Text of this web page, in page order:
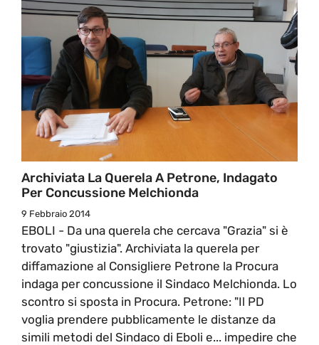
Archiviata La Querela A Petrone, Indagato
Per Concussione Melchionda
9 Febbraio 2014
EBOLI - Da una querela che cercava "Grazia" si è
trovato "giustizia". Archiviata la querela per
diffamazione al Consigliere Petrone la Procura
indaga per concussione il Sindaco Melchionda. Lo
scontro si sposta in Procura. Petrone: "Il PD
voglia prendere pubblicamente le distanze da
simili metodi del Sindaco di Eboli e... impedire che